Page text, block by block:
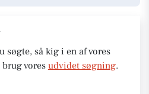
søgte, så kig i en af vores
vores udvidet søgning.